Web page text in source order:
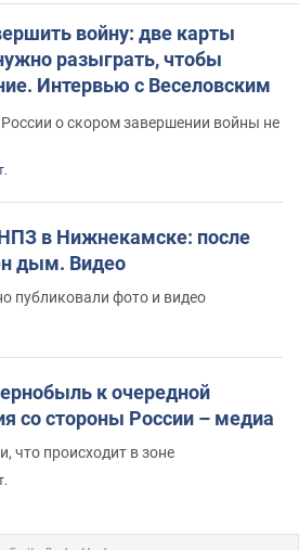
войну: две карты
разыграть, чтобы
Интервью с Веселовским
о скором завершении войны не
в Нижнекамске: после
дым. Видео
публиковали фото и видео
к очередной
со стороны России – медиа
что происходит в зоне